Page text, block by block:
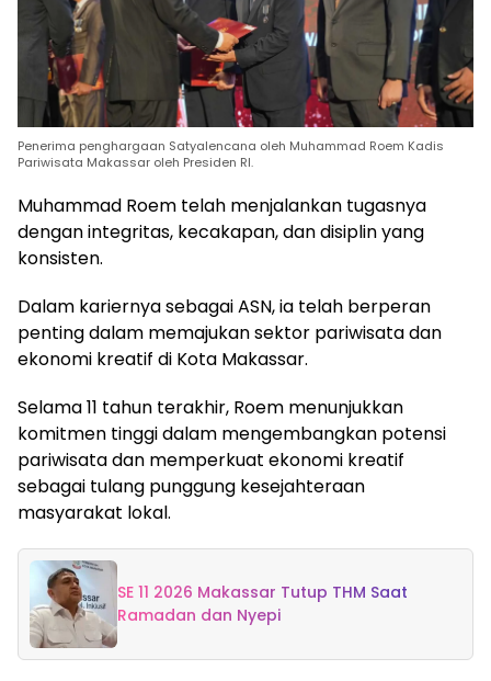
Penerima penghargaan Satyalencana oleh Muhammad Roem Kadis
Pariwisata Makassar oleh Presiden RI.
Muhammad Roem telah menjalankan tugasnya
dengan integritas, kecakapan, dan disiplin yang
konsisten.
Dalam kariernya sebagai ASN, ia telah berperan
penting dalam memajukan sektor pariwisata dan
ekonomi kreatif di Kota Makassar.
Selama 11 tahun terakhir, Roem menunjukkan
komitmen tinggi dalam mengembangkan potensi
pariwisata dan memperkuat ekonomi kreatif
sebagai tulang punggung kesejahteraan
masyarakat lokal.
SE 11 2026 Makassar Tutup THM Saat
Ramadan dan Nyepi